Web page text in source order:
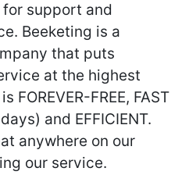
for support and
Beeketing is a
that puts
at the highest
FOREVER-FREE, FAST
and EFFICIENT.
anywhere on our
our service.